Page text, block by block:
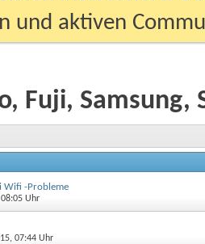
und aktiven
Fuji, Samsung,
Wifi -Probleme
Uhr
07:44 Uhr